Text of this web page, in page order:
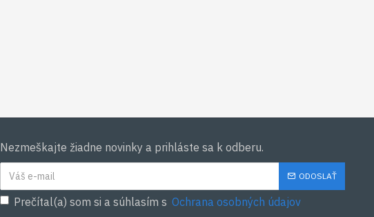
Nezmeškajte žiadne novinky a prihláste sa k odberu.
ODOSLAŤ
Prečítal(a) som si a súhlasím s Ochrana osobných údajov